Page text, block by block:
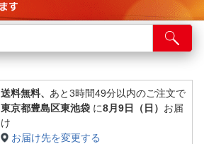
送料無料、 あと3時間49分以内のご注文で
東京都豊島区東池袋 に8月9日（日） お届
け
お届け先を変更する